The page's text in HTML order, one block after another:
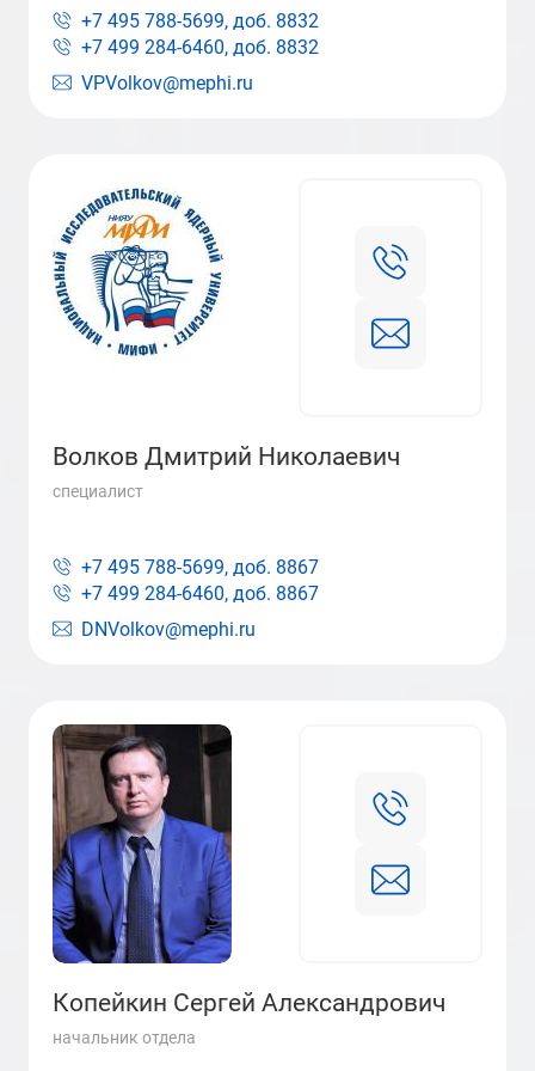
VPVolkov@mephi.ru
+7 495 788-5699, доб. 8832
+7 499 284-6460, доб. 8832
Волков Дмитрий Николаевич
специалист
DNVolkov@mephi.ru
+7 495 788-5699, доб. 8867
+7 499 284-6460, доб. 8867
Копейкин Сергей Александрович
начальник отдела